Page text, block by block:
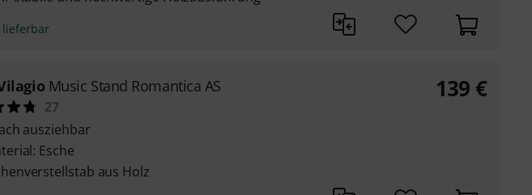
lieferbar
Music Stand Romantica AS
27
ausziehbar
Esche
aus Holz
139 €